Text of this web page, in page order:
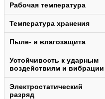
Рабочая температура
Температура хранения
Пыле- и влагозащита
Устойчивость к ударным
воздействиям и вибрации
Электростатический
разряд